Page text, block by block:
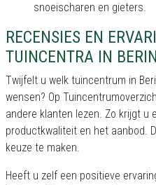
snoeischaren en gieters.
RECENSIES EN
TUINCENTRA IN
Twijfelt u welk tuincentrum in
wensen? Op
andere klanten lezen. Zo krijgt u
productkwaliteit en het aanbod.
keuze te maken.
Heeft u zelf een positieve